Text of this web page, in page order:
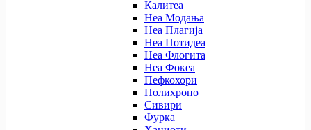
Калитеа
Неа Модања
Неа Плагија
Неа Потидеа
Неа Флогита
Неа Фокеа
Пефкохори
Полихроно
Сивири
Фурка